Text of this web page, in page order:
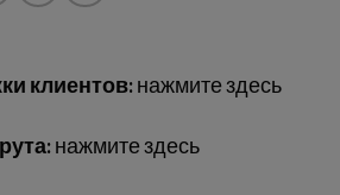
клиентов:нажмите здесь
нажмите здесь